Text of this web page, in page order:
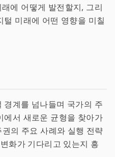
에 어떻게 발전할지, 그리
미래에 어떤 영향을 미칠
계를 넘나들며 국가의 주
에서 새로운 균형을 찾아가
의 주요 사례와 실행 전략
화가 기다리고 있는지 흥